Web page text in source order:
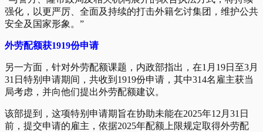
强化，以更严厉、全面及持续的打击外籍乞讨集团，维护公共
安全及国家形象。”
外劳配额获1919份申请
另一方面，针对外劳配额课题，内政部指出，在1月19日至3月
31日特别申请期间，共收到1919份申请，其中314名雇主获当
局考虑，并向他们提出外劳配额建议。
该部提到，这项特别申请期旨在协助未能在2025年12月31日
前，提交申请的雇主，依据2025年配额上限规定取得外劳配